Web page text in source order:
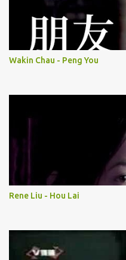
Wakin Chau - Peng You
Rene Liu - Hou Lai